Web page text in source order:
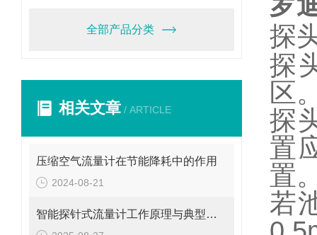
全部产品分类
相关文章 / ARTICLE
压缩空气流量计在节能降耗中的作用
2024-08-21
智能探针式流量计工作原理与典型应用
探
探
区
探
置
置
若